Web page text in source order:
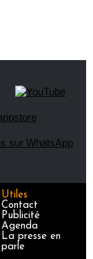
Utiles
Contact
Publicité
Agenda
La presse en
parle